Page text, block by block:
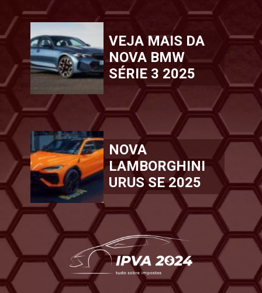
VEJA MAIS DA
NOVA BMW
SÉRIE 3 2025
NOVA
LAMBORGHINI
URUS SE 2025